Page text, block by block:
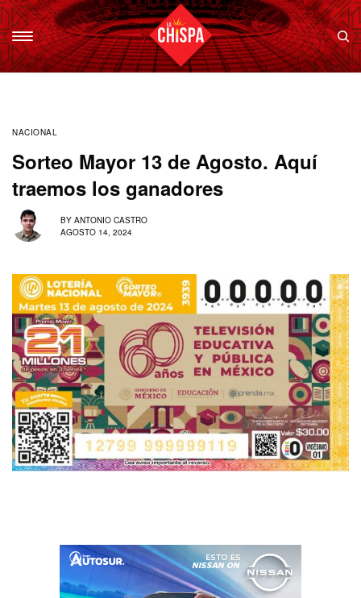
NACIONAL
Sorteo Mayor 13 de Agosto. Aquí
traemos los ganadores
BY ANTONIO CASTRO
AGOSTO 14, 2024